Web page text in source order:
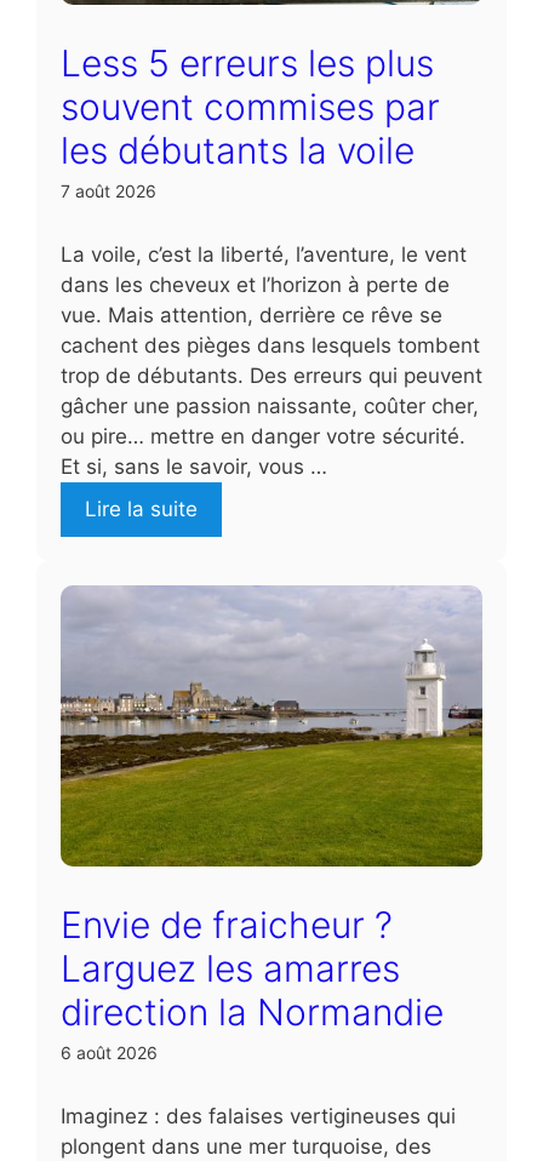
Less 5 erreurs les plus
souvent commises par
les débutants la voile
7 août 2026
La voile, c’est la liberté, l’aventure, le vent
dans les cheveux et l’horizon à perte de
vue. Mais attention, derrière ce rêve se
cachent des pièges dans lesquels tombent
trop de débutants. Des erreurs qui peuvent
gâcher une passion naissante, coûter cher,
ou pire… mettre en danger votre sécurité.
Et si, sans le savoir, vous …
Lire la suite
Envie de fraicheur ?
Larguez les amarres
direction la Normandie
6 août 2026
Imaginez : des falaises vertigineuses qui
plongent dans une mer turquoise, des